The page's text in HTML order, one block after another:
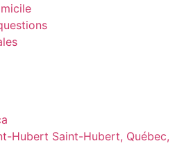
Hubert Saint-Hubert, Québec,